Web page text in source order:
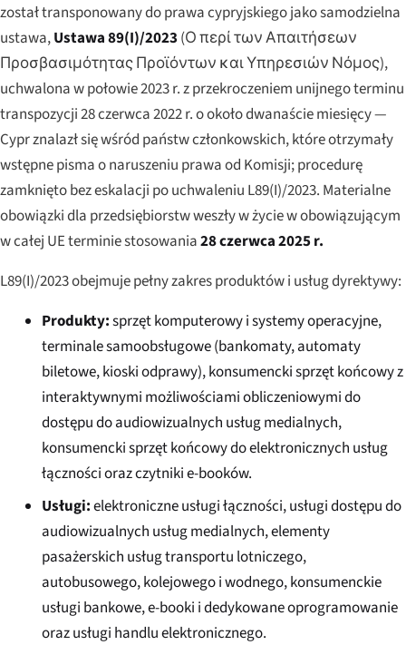
został transponowany do prawa cypryjskiego jako samodzielna
ustawa,Ustawa 89(I)/2023 (Ο περί των Απαιτήσεων
Προσβασιμότητας Προϊόντων και Υπηρεσιών Νόμος),
uchwalona w połowie 2023 r. z przekroczeniem unijnego terminu
transpozycji 28 czerwca 2022 r. o około dwanaście miesięcy —
Cypr znalazł się wśród państw członkowskich, które otrzymały
wstępne pisma o naruszeniu prawa od Komisji; procedurę
zamknięto bez eskalacji po uchwaleniu L89(I)/2023. Materialne
obowiązki dla przedsiębiorstw weszły w życie w obowiązującym
w całej UE terminie stosowania28 czerwca 2025 r.
L89(I)/2023 obejmuje pełny zakres produktów i usług dyrektywy:
Produkty:sprzęt komputerowy i systemy operacyjne,
terminale samoobsługowe (bankomaty, automaty
biletowe, kioski odprawy), konsumencki sprzęt końcowy z
interaktywnymi możliwościami obliczeniowymi do
dostępu do audiowizualnych usług medialnych,
konsumencki sprzęt końcowy do elektronicznych usług
łączności oraz czytniki e-booków.
Usługi:elektroniczne usługi łączności, usługi dostępu do
audiowizualnych usług medialnych, elementy
pasażerskich usług transportu lotniczego,
autobusowego, kolejowego i wodnego, konsumenckie
usługi bankowe, e-booki i dedykowane oprogramowanie
oraz usługi handlu elektronicznego.